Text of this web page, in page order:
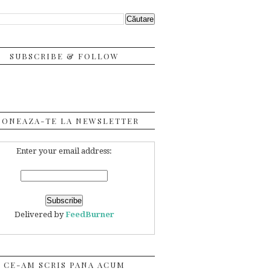
SUBSCRIBE & FOLLOW
TE LA NEWSLETTER
Enter your email address:
Delivered byFeedBurner
CE-AM SCRIS PANA ACUM